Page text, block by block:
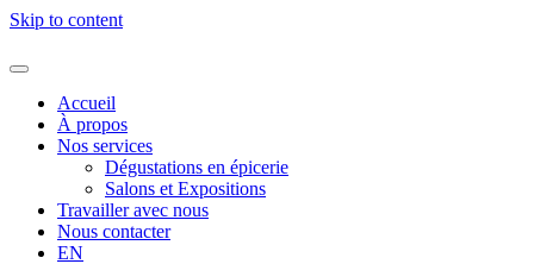
Skip to content
Accueil
À propos
Nos services
Dégustations en épicerie
Salons et Expositions
Travailler avec nous
Nous contacter
EN